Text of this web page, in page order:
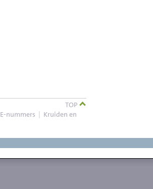
TOP
E-nummers | Kruiden en